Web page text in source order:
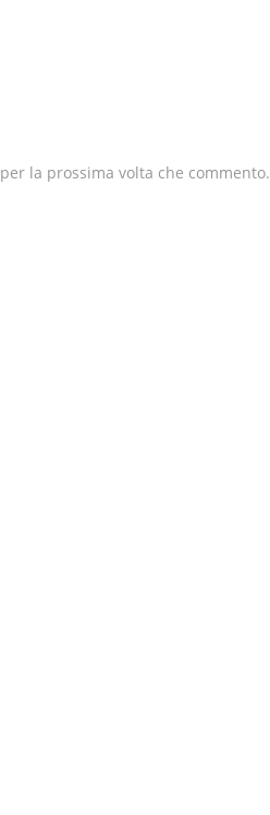
la prossima volta che commento.